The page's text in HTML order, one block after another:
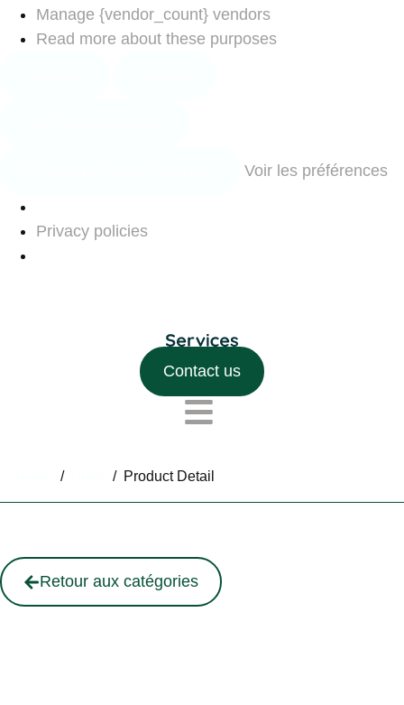
Manage {vendor_count} vendors
Read more about these purposes
Voir les préférences
Privacy policies
Contact us
/ / Product Detail
Retour aux catégories